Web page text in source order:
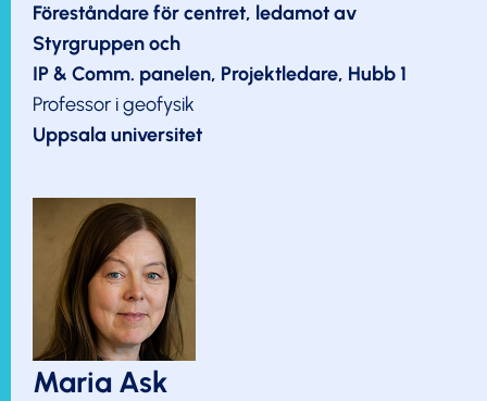
Föreståndare för centret, ledamot av
Styrgruppen och
IP & Comm. panelen, Projektledare, Hubb 1
Professor i geofysik
Uppsala universitet
Maria Ask